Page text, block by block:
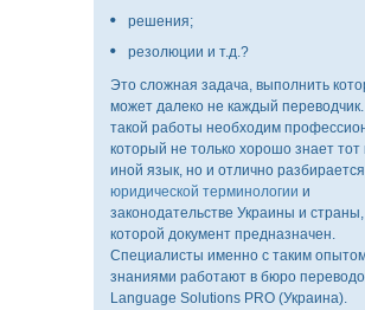
решения;
резолюции и т.д.?
Это сложная задача, выполнить
может далеко не каждый
такой работы необходим
который не только хорошо знает тот
иной язык, но и отлично
юридической терминологии и
законодательстве Украины и
которой документ предназначен.
Специалисты именно с таким
знаниями работают в бюро
Language Solutions PRO (Украина).